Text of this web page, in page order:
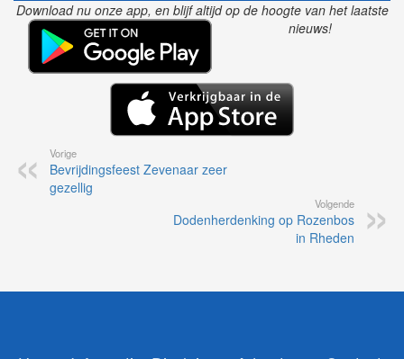
Download nu onze app, en blijf altijd op de hoogte van het laatste
nieuws!
Vorige
Bevrijdingsfeest Zevenaar zeer
gezellig
Volgende
Dodenherdenking op Rozenbos
in Rheden